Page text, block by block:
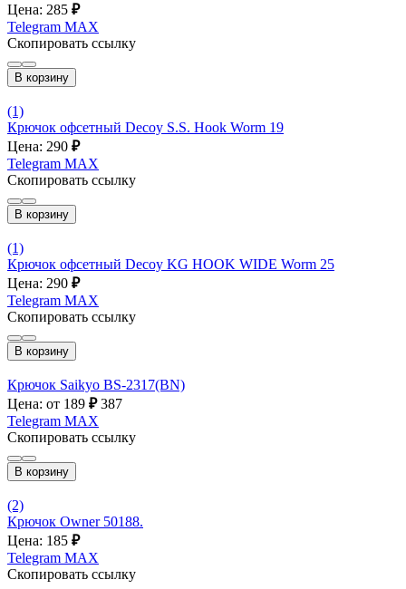
Цена: 285 ₽
Telegram MAX
Скопировать ссылку
В корзину
(1)
Крючок офсетный Decoy S.S. Hook Worm 19
Цена: 290 ₽
Telegram MAX
Скопировать ссылку
В корзину
(1)
Крючок офсетный Decoy KG HOOK WIDE Worm 25
Цена: 290 ₽
Telegram MAX
Скопировать ссылку
В корзину
Крючок Saikyo BS-2317(BN)
Цена: от 189 ₽ 387
Telegram MAX
Скопировать ссылку
В корзину
(2)
Крючок Owner 50188.
Цена: 185 ₽
Telegram MAX
Скопировать ссылку